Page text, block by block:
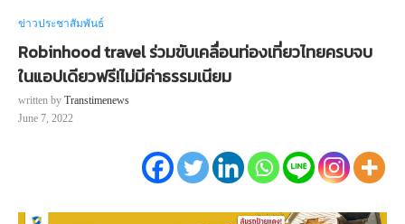
ข่าวประชาสัมพันธ์
Robinhood travel ร่วมขับเคลื่อนท่องเที่ยวไทยครบจบ
ในแอปเดียวฟรี!ไม่มีค่าธรรมเนียม
written by Transtimenews
June 7, 2022